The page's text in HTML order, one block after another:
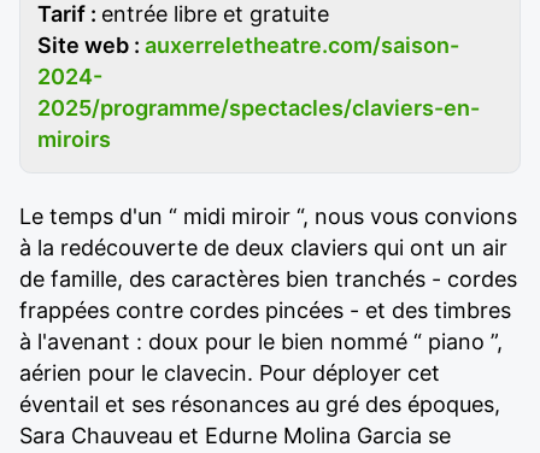
Tarif : entrée libre et gratuite
Site web : auxerreletheatre.com/saison-
2024-
2025/programme/spectacles/claviers-en-
miroirs
Le temps d'un “ midi miroir “, nous vous convions
à la redécouverte de deux claviers qui ont un air
de famille, des caractères bien tranchés - cordes
frappées contre cordes pincées - et des timbres
à l'avenant : doux pour le bien nommé “ piano ”,
aérien pour le clavecin. Pour déployer cet
éventail et ses résonances au gré des époques,
Sara Chauveau et Edurne Molina Garcia se